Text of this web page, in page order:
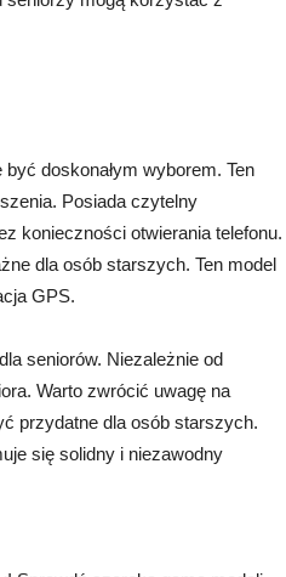
doskonałym wyborem. Ten
Posiada czytelny
konieczności otwierania telefonu.
dla osób starszych. Ten model
GPS.
seniorów. Niezależnie od
Warto zwrócić uwagę na
przydatne dla osób starszych.
się solidny i niezawodny